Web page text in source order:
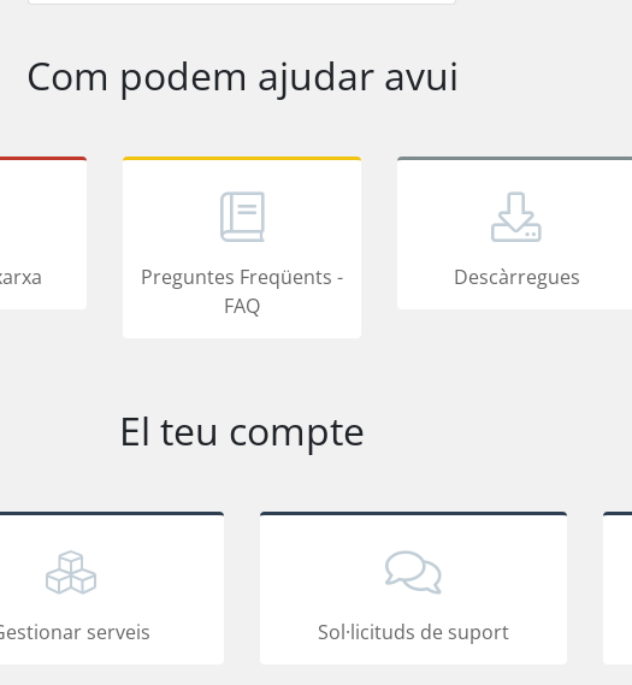
Com podem ajudar avui
Preguntes Freqüents -
FAQ
Descàrregues
El teu compte
serveis Sol·licituds de suport